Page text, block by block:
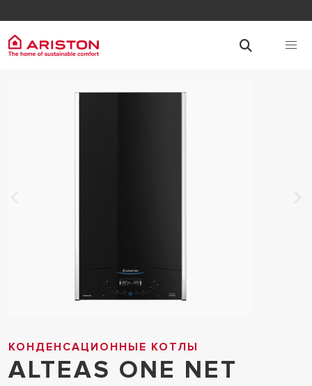
КОНДЕНСАЦИОННЫЕ КОТЛЫ
ALTEAS ONE NET